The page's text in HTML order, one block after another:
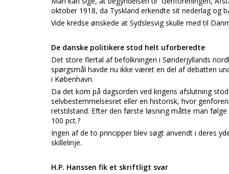
oktober 1918, da Tyskland erkendte sit nederlag og
Vide kredse ønskede at Sydslesvig skulle med til
De danske politikere stod helt uforberedte
Det store flertal af befolkningen i Sønderjyllands
spørgsmål havde nu ikke været en del af debatten
i København.
Da det kom på dagsorden ved krigens afslutning
selvbestemmelsesret eller en historisk, hvor
retstilstand. Efter den første løsning måtte man
100 pct.?
Ingen af de to principper blev søgt anvendt i deres
skillelinje.
H.P. Hanssen fik et skriftligt svar